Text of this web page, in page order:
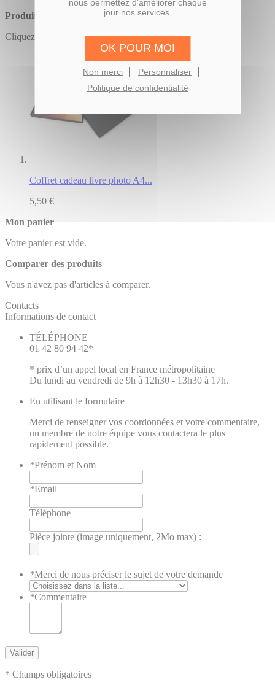
nous permettez d'améliorer chaque
jour nos services.
OK POUR MOI
Non merci
Personnaliser
Politique de confidentialité
Produits apparentés
Cliquez sur l'image pour consulter :
Coffret cadeau livre photo A4...
5,50 €
Mon panier
Votre panier est vide.
Comparer des produits
Vous n'avez pas d'articles à comparer.
Contacts
Informations de contact
TÉLÉPHONE
01 42 80 94 42*
* prix d’un appel local en France métropolitaine
Du lundi au vendredi de 9h à 12h30 - 13h30 à 17h.
En utilisant le formulaire
Merci de renseigner vos coordonnées et votre commentaire,
un membre de notre équipe vous contactera le plus
rapidement possible.
*Prénom et Nom
*Email
Téléphone
Pièce jointe (image uniquement, 2Mo max) :
*Merci de nous préciser le sujet de votre demande
*Commentaire
Valider
* Champs obligatoires